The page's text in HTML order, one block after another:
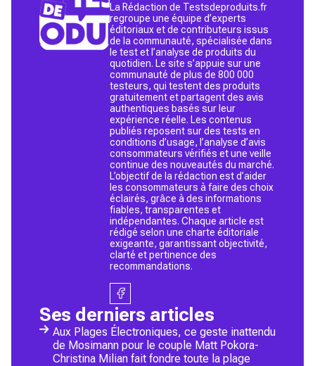
La Rédaction de Testsdeproduits.fr
regroupe une équipe d’experts
éditoriaux et de contributeurs issus
de la communauté, spécialisée dans
le test et l’analyse de produits du
quotidien. Le site s’appuie sur une
communauté de plus de 800 000
testeurs, qui testent des produits
gratuitement et partagent des avis
authentiques basés sur leur
expérience réelle. Les contenus
publiés reposent sur des tests en
conditions d’usage, l’analyse d’avis
consommateurs vérifiés et une veille
continue des nouveautés du marché.
L’objectif de la rédaction est d’aider
les consommateurs à faire des choix
éclairés, grâce à des informations
fiables, transparentes et
indépendantes. Chaque article est
rédigé selon une charte éditoriale
exigeante, garantissant objectivité,
clarté et pertinence des
recommandations.
Ses derniers articles
Aux Plages Électroniques, ce geste inattendu
de Mosimann pour le couple Matt Pokora-
Christina Milian fait fondre toute la plage